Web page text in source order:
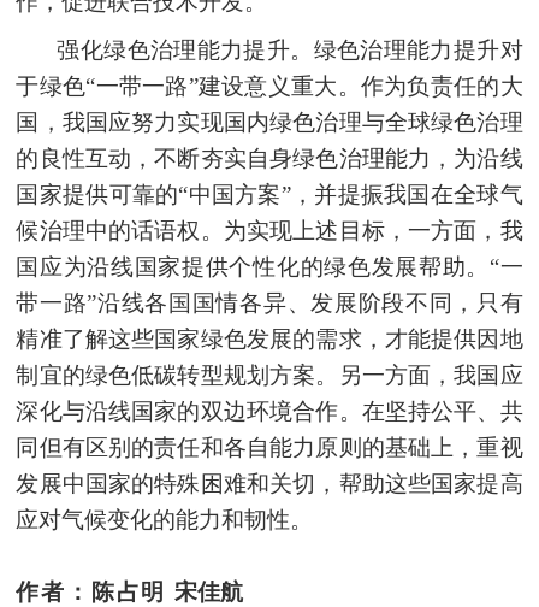
强化绿色治理能力提升。绿色治理能力提升对
于绿色“一带一路”建设意义重大。作为负责任的大
国，我国应努力实现国内绿色治理与全球绿色治理
的良性互动，不断夯实自身绿色治理能力，为沿线
国家提供可靠的“中国方案”，并提振我国在全球气
候治理中的话语权。为实现上述目标，一方面，我
国应为沿线国家提供个性化的绿色发展帮助。“一
带一路”沿线各国国情各异、发展阶段不同，只有
精准了解这些国家绿色发展的需求，才能提供因地
制宜的绿色低碳转型规划方案。另一方面，我国应
深化与沿线国家的双边环境合作。在坚持公平、共
同但有区别的责任和各自能力原则的基础上，重视
发展中国家的特殊困难和关切，帮助这些国家提高
应对气候变化的能力和韧性。
作者：陈占明 宋佳航